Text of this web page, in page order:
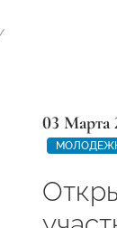
03 Марта